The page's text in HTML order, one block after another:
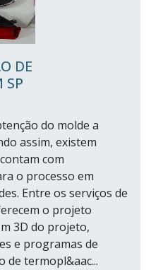
DE
SP
do molde a
assim, existem
com
o processo em
Entre os serviços de
o projeto
3D do projeto,
e programas de
de termopl&aac...